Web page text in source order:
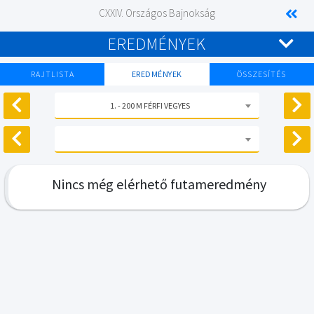
CXXIV. Országos Bajnokság
EREDMÉNYEK
RAJTLISTA EREDMÉNYEK ÖSSZESÍTÉS
1. - 200 M FÉRFI VEGYES
Nincs még elérhető futameredmény